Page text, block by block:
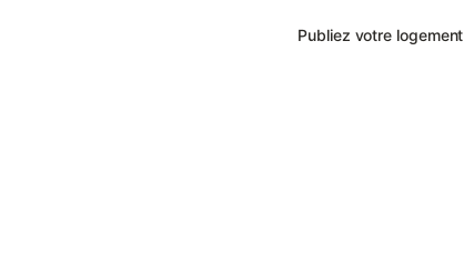
Publiez votre logement